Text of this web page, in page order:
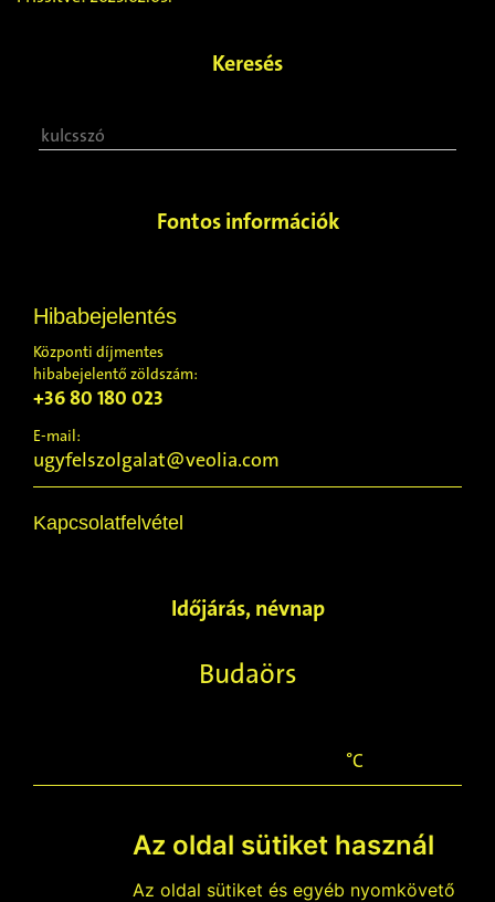
Az oldal sütiket használ
Az oldal sütiket és egyéb nyomkövető
Keresés
Fontos információk
Hibabejelentés
Központi díjmentes
hibabejelentő zöldszám:
+36 80 180 023
E-mail:
ugyfelszolgalat@veolia.com
Kapcsolatfelvétel
Időjárás, névnap
Budaörs
°C